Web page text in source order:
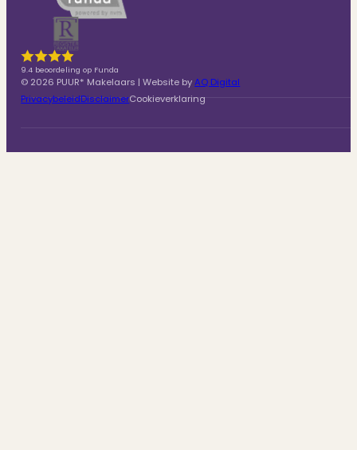
9.4 beoordeling op Funda
© 2026 PUUR* Makelaars | Website byAQ Digital
PrivacybeleidDisclaimerCookieverklaring